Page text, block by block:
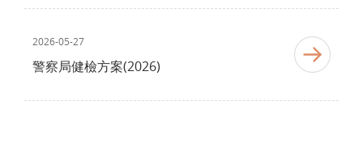
2026-05-27
警察局健檢方案(2026)